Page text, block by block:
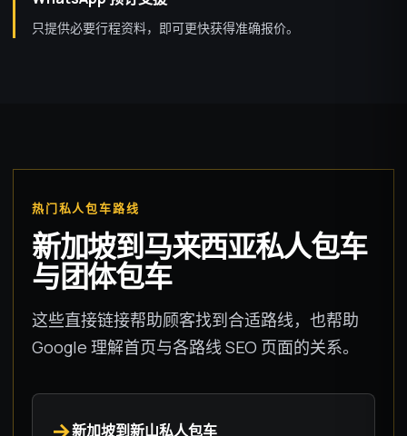
只提供必要行程资料，即可更快获得准确报价。
热门私人包车路线
新加坡到马来西亚私人包车
与团体包车
这些直接链接帮助顾客找到合适路线，也帮助
Google 理解首页与各路线 SEO 页面的关系。
新加坡到新山私人包车